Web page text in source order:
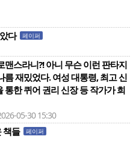
다 페이퍼
스라니?! 아니 무슨 이런 판타지
재밌었다. 여성 대통령, 최고 신
한 퀴어 권리 신장 등 작가가 희
05-30 15:30
책들 페이퍼